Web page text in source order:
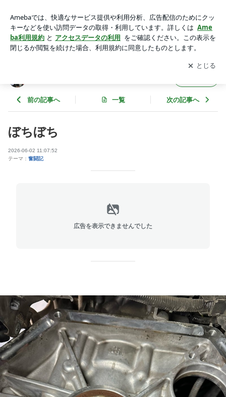
アプリをダウンロードして ブログの更新通知
を受け取りまし
ょう。
開く
前の記事へ 一覧 次の記事へ
ぼちぼち
2026-06-02 11:07:52
テーマ： 奮闘記
広告を表示できませんでした